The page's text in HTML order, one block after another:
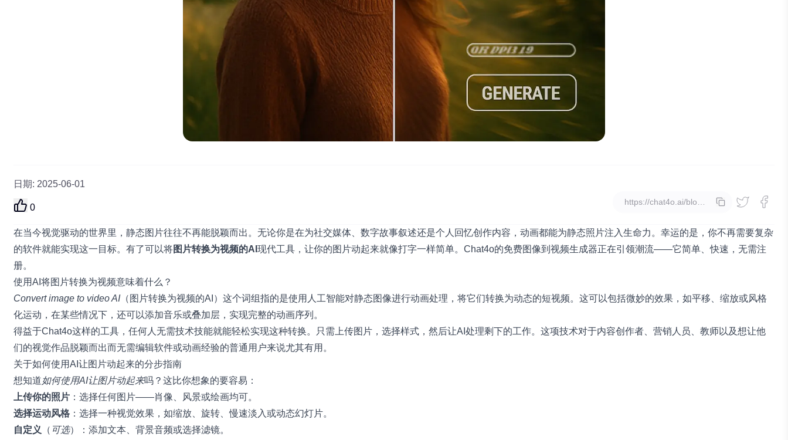
日期: 2025-06-01
0 复制
在当今视觉驱动的世界里，静态图片往往不再能脱颖而出。无论你是在为社交媒体、数字故事叙述还是个人回忆创作内容，动画都能为静态照片注入生命力。幸运的是，你不再需要复杂
的软件就能实现这一目标。有了可以将图片转换为视频的AI 现代工具，让你的图片动起来就像打字一样简单。 Chat4o的免费图像到视频生成器正在引领潮流——它简单、快速，无需注
册。
使用AI将图片转换为视频意味着什么？
Convert image to video AI（图片转换为视频的AI）这个词组指的是使用人工智能对静态图像进行动画处理，将它们转换为动态的短视频。这可以包括微妙的效果，如平移、缩放或风格
化运动，在某些情况下，还可以添加音乐或叠加层，实现完整的动画序列。
得益于Chat4o这样的工具，任何人无需技术技能就能轻松实现这种转换。只需上传图片，选择样式，然后让AI处理剩下的工作。这项技术对于内容创作者、营销人员、教师以及想让他
们的视觉作品脱颖而出而无需编辑软件或动画经验的普通用户来说尤其有用。
关于如何使用AI让图片动起来的分步指南
想知道如何使用AI让图片动起来吗？这比你想象的要容易：
上传你的照片 ：选择任何图片——肖像、风景或绘画均可。
选择运动风格 ：选择一种视觉效果，如缩放、旋转、慢速淡入或动态幻灯片。
自定义
（ 可选）：添加文本、背景音频或选择滤镜。